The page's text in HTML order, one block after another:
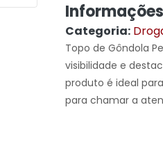
Informações
Categoria:
Topo de Gôndola
visibilidade e
produto é ideal
para chamar a